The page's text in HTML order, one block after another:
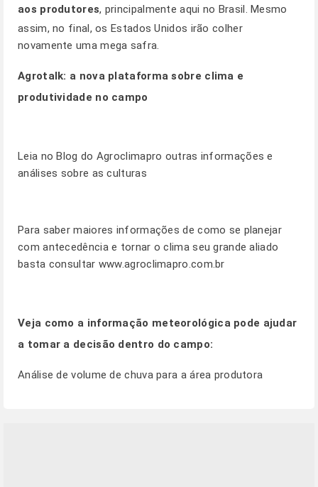
aos produtores, principalmente aqui no Brasil. Mesmo
assim, no final, os Estados Unidos irão colher
novamente uma mega safra.
Agrotalk: a nova plataforma sobre clima e
produtividade no campo
Leia no Blog do Agroclimapro outras informações e
análises sobre as culturas
Para saber maiores informações de como se planejar
com antecedência e tornar o clima seu grande aliado
basta consultar www.agroclimapro.com.br
Veja como a informação meteorológica pode ajudar
a tomar a decisão dentro do campo:
Análise de volume de chuva para a área produtora